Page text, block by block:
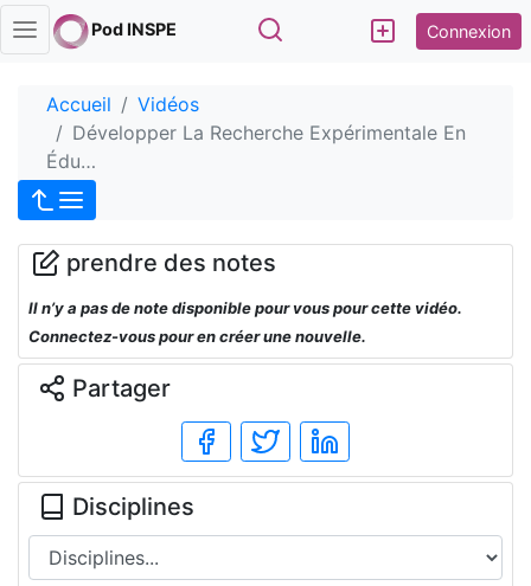
Pod INSPE Rechercher Connexion
Accueil
Vidéos
Développer La Recherche Expérimentale En
Édu…
prendre des notes
Il n’y a pas de note disponible pour vous pour cette vidéo.
Connectez-vous pour en créer une nouvelle.
Partager
Disciplines